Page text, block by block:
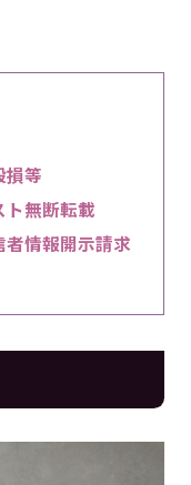
損等
ト無断転載
者情報開示請求